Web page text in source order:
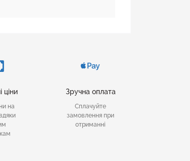
ціни
на
Зручна оплата
Сплачуйте
замовлення при
отриманні